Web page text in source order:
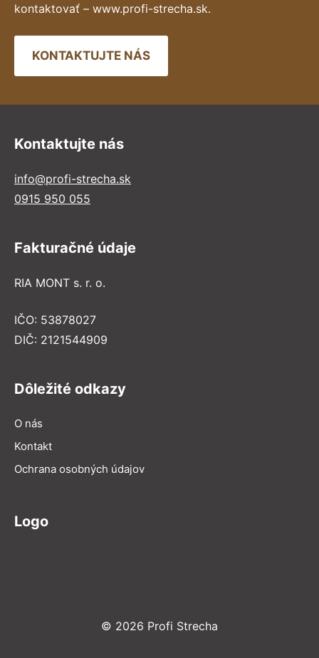
kontaktovať – www.profi-strecha.sk.
KONTAKTUJTE NÁS
Kontaktujte nás
info@profi-strecha.sk
0915 950 055
Fakturačné údaje
RIA MONT s. r. o.
IČO: 53878027
DIČ: 2121544909
Dôležité odkazy
O nás
Kontakt
Ochrana osobných údajov
Logo
© 2026 Profi Strecha